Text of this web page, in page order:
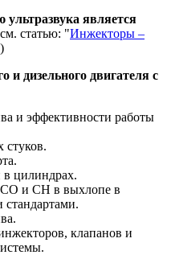
является
статью: "Инжекторы –
и дизельного двигателя с
и эффективности работы
стуков.
цилиндрах.
СО и СН в выхлопе в
стандартами.
клапанов и